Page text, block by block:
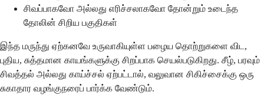
சிவப்பாகவோ அல்லது எரிச்சலாகவோ தோன்றும் உடைந்த
தோலின் சிறிய பகுதிகள்
இந்த மருந்து ஏற்கனவே உருவாகியுள்ள பழைய தொற்றுகளை விட,
புதிய, சுத்தமான காயங்களுக்கு சிறப்பாக செயல்படுகிறது. சீழ், பரவும்
சிவத்தல் அல்லது காய்ச்சல் ஏற்பட்டால், வலுவான சிகிச்சைக்கு ஒரு
சுகாதார வழங்குநரைப் பார்க்க வேண்டும்.